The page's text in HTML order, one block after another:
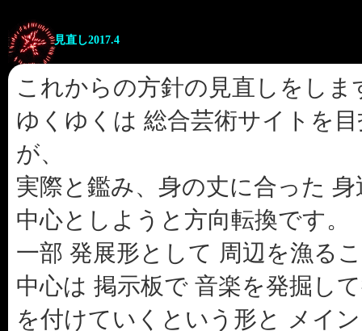
見直し2017.4
これからの方針の見直しをしま
ゆくゆくは 総合芸術サイトを
が、
実際と鑑み、身の丈に合った
中心としようと方向転換です。
一部 発展形として 周辺を漁る
中心は 掲示板で 音楽を発掘し
を付けていくという形と メイ